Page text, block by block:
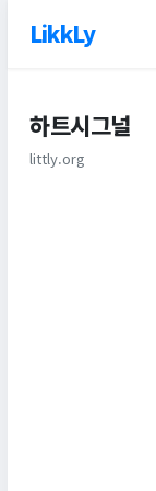
LikkLy
하트시그널
littly.org